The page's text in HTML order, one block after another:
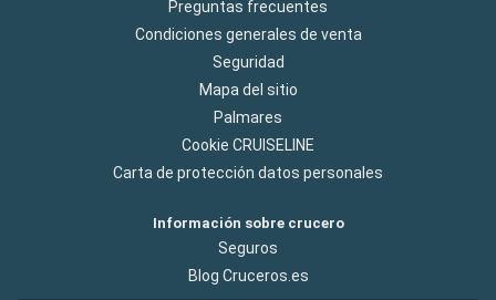
Preguntas frecuentes
Condiciones generales de venta
Seguridad
Mapa del sitio
Palmares
Cookie CRUISELINE
Carta de protección datos personales
Información sobre crucero
Seguros
Blog Cruceros.es